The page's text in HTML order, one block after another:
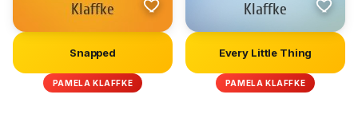
Snapped
PAMELA KLAFFKE
Every Little Thing
PAMELA KLAFFKE